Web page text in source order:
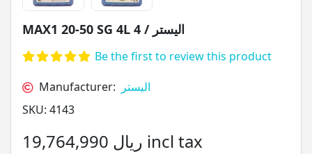
MAX1 20-50 SG 4L الیستر / 4
Be the first to review this product
Manufacturer:
الیستر
SKU: 4143
19,764,990 ریال incl tax